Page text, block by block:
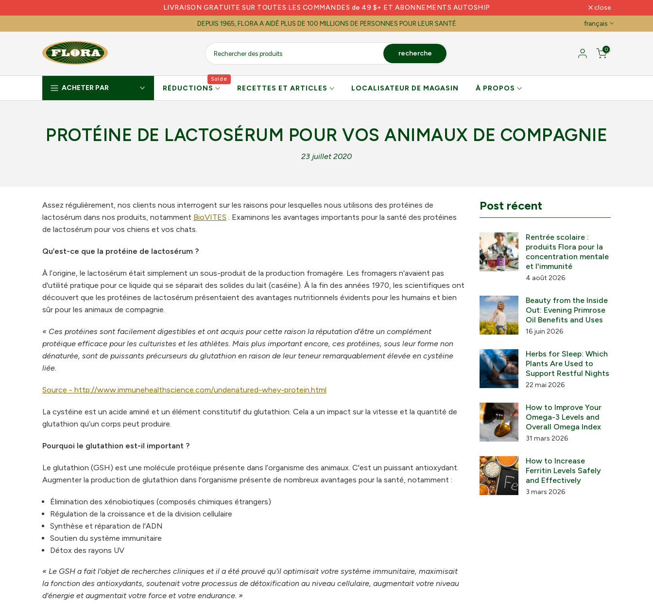
content
LIVRAISON GRATUITE SUR TOUTES LES COMMANDES de 49 $+ ET ABONNEMENTS AUTOSHIP close
DEPUIS 1965, FLORA A AIDÉ PLUS DE 100 MILLIONS DE PERSONNES POUR LEUR SANTÉ français
recherche 0
ACHETER PAR RÉDUCTIONS
Solde
RECETTES ET ARTICLES LOCALISATEUR DE MAGASIN À PROPOS
PROTÉINE DE LACTOSÉRUM POUR VOS ANIMAUX DE COMPAGNIE
23 juillet 2020
Assez régulièrement, nos clients nous interrogent sur les raisons pour lesquelles nous utilisons des protéines de
lactosérum dans nos produits, notamment BioVITES . Examinons les avantages importants pour la santé des protéines
de lactosérum pour vos chiens et vos chats.
Qu’est-ce que la protéine de lactosérum ?
À l’origine, le lactosérum était simplement un sous-produit de la production fromagère. Les fromagers n'avaient pas
d'utilité pratique pour ce liquide qui se séparait des solides du lait (caséine). À la fin des années 1970, les scientifiques ont
découvert que les protéines de lactosérum présentaient des avantages nutritionnels évidents pour les humains et bien
sûr pour les animaux de compagnie.
« Ces protéines sont facilement digestibles et ont acquis pour cette raison la réputation d’être un complément
protéique efficace pour les culturistes et les athlètes. Mais plus important encore, ces protéines, sous leur forme non
dénaturée, sont de puissants précurseurs du glutathion en raison de leur teneur remarquablement élevée en cystéine
liée.
Source - http://www.immunehealthscience.com/undenatured-whey-protein.html
La cystéine est un acide aminé et un élément constitutif du glutathion. Cela a un impact sur la vitesse et la quantité de
glutathion qu’un corps peut produire.
Pourquoi le glutathion est-il important ?
Le glutathion (GSH) est une molécule protéique présente dans l’organisme des animaux. C'est un puissant antioxydant.
Augmenter la production de glutathion dans l'organisme présente de nombreux avantages pour la santé, notamment :
Élimination des xénobiotiques (composés chimiques étrangers)
Régulation de la croissance et de la division cellulaire
Synthèse et réparation de l'ADN
Soutien du système immunitaire
Détox des rayons UV
« Le GSH a fait l'objet de recherches cliniques et il a été prouvé qu'il optimisait votre système immunitaire, maximisait
la fonction des antioxydants, soutenait votre processus de détoxification au niveau cellulaire, augmentait votre niveau
d'énergie et augmentait votre force et votre endurance. »
Post récent
Rentrée scolaire :
produits Flora pour la
concentration mentale
et l'immunité
4 août 2026
Beauty from the Inside
Out: Evening Primrose
Oil Benefits and Uses
16 juin 2026
Herbs for Sleep: Which
Plants Are Used to
Support Restful Nights
22 mai 2026
How to Improve Your
Omega-3 Levels and
Overall Omega Index
31 mars 2026
How to Increase
Ferritin Levels Safely
and Effectively
3 mars 2026